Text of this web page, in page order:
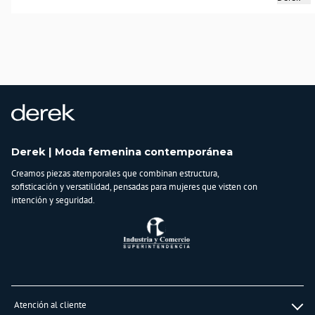
BAGUER S.A.S
Cuidado y Lavado
Lavar en máquina, no usar blanqueadores,lavar y secar con colores similares y
Composición:
68% Rayon
32% Lino
Derek | Moda femenina contemporánea
Creamos piezas atemporales que combinan estructura,
sofisticación y versatilidad, pensadas para mujeres que visten con
intención y seguridad.
Atención al cliente